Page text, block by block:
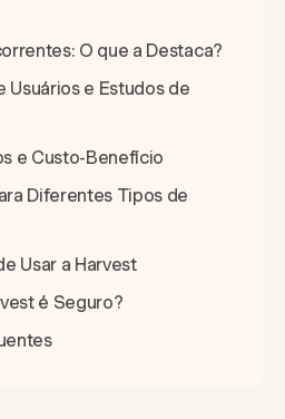
O que a Destaca?
Usuários e Estudos de
e Custo-Benefício
Diferentes Tipos de
Usar a Harvest
é Seguro?